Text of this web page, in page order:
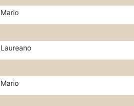
Mario
Laureano
Mario